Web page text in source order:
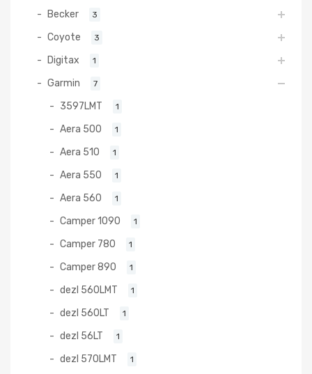
Becker 3
Coyote 3
Digitax 1
Garmin 7
3597LMT 1
Aera 500 1
Aera 510 1
Aera 550 1
Aera 560 1
Camper 1090 1
Camper 780 1
Camper 890 1
dezl 560LMT 1
dezl 560LT 1
dezl 56LT 1
dezl 570LMT 1